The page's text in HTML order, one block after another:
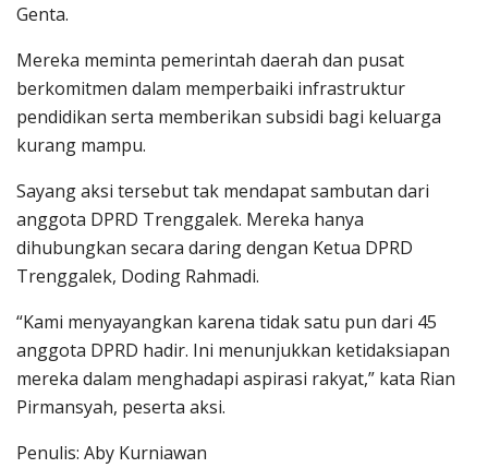
Genta.
Mereka meminta pemerintah daerah dan pusat
berkomitmen dalam memperbaiki infrastruktur
pendidikan serta memberikan subsidi bagi keluarga
kurang mampu.
Sayang aksi tersebut tak mendapat sambutan dari
anggota DPRD Trenggalek. Mereka hanya
dihubungkan secara daring dengan Ketua DPRD
Trenggalek, Doding Rahmadi.
“Kami menyayangkan karena tidak satu pun dari 45
anggota DPRD hadir. Ini menunjukkan ketidaksiapan
mereka dalam menghadapi aspirasi rakyat,” kata Rian
Pirmansyah, peserta aksi.
Penulis: Aby Kurniawan